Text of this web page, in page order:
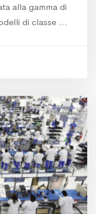
alla gamma di
di classe …